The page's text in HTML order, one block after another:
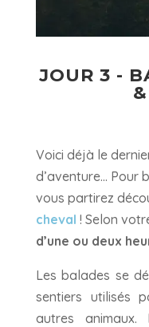
JOUR 3 -
Voici déjà le
d’aventure... Pour
vous partirez
cheval ! Selon
d’une ou deux
Les balades se
sentiers utilisés
autres